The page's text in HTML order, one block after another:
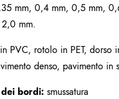
mm, 0,4 mm, 0,5 mm,
mm.
PVC, rotolo in PET, dorso
denso, pavimento in
bordi: smussatura